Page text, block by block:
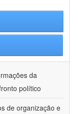
da
político
de organização e